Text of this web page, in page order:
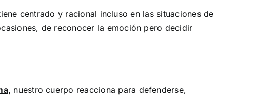
centrado y racional incluso en las situaciones de
de reconocer la emoción pero decidir
, nuestro cuerpo reacciona para defenderse,